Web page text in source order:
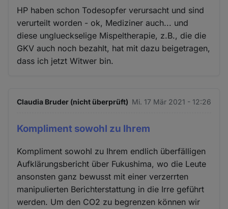
HP haben schon Todesopfer verursacht und sind
verurteilt worden - ok, Mediziner auch... und
diese unglueckselige Mispeltherapie, z.B., die die
GKV auch noch bezahlt, hat mit dazu beigetragen,
dass ich jetzt Witwer bin.
Claudia Bruder (nicht überprüft) Mi. 17 Mär 2021 - 12:26
Kompliment sowohl zu Ihrem
Kompliment sowohl zu Ihrem endlich überfälligen
Aufklärungsbericht über Fukushima, wo die Leute
ansonsten ganz bewusst mit einer verzerrten
manipulierten Berichterstattung in die Irre geführt
werden. Um den CO2 zu begrenzen können wir